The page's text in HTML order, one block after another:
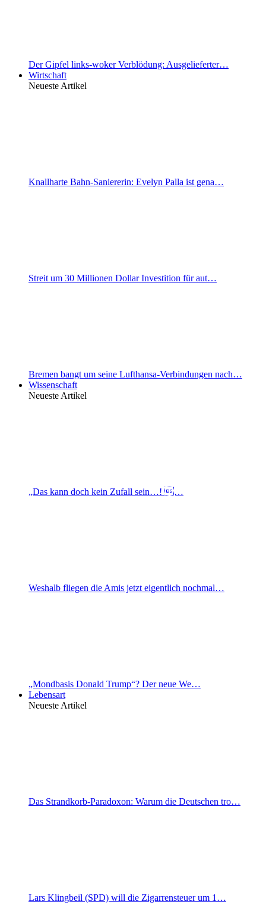
Der Gipfel links-woker Verblödung: Ausgelieferter…
Wirtschaft
Neueste Artikel
Knallharte Bahn-Saniererin: Evelyn Palla ist gena…
Streit um 30 Millionen Dollar Investition für aut…
Bremen bangt um seine Lufthansa-Verbindungen nach…
Wissenschaft
Neueste Artikel
„Das kann doch kein Zufall sein…! …
Weshalb fliegen die Amis jetzt eigentlich nochmal…
„Mondbasis Donald Trump“? Der neue We…
Lebensart
Neueste Artikel
Das Strandkorb-Paradoxon: Warum die Deutschen tro…
Lars Klingbeil (SPD) will die Zigarrensteuer um 1…